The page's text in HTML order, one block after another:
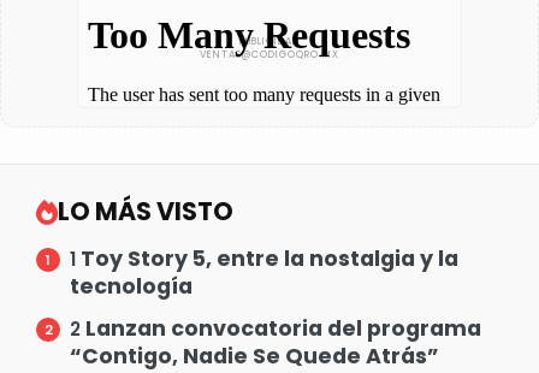
LO MÁS VISTO
1 Toy Story 5, entre la nostalgia y la
tecnología
2 Lanzan convocatoria del programa
“Contigo, Nadie Se Quede Atrás”